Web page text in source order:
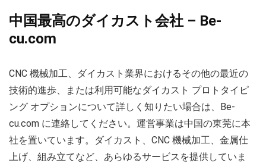
中国最高のダイカスト会社 – Be-
cu.com
CNC 機械加工、ダイカスト業界におけるその他の最近の
技術的進歩、または利用可能なダイカスト プロトタイピ
ング オプションについて詳しく知りたい場合は、Be-
cu.com に連絡してください。運営事業は中国の東莞に本
社を置いています。ダイカスト、CNC 機械加工、金属仕
上げ、組み立てなど、あらゆるサービスを提供していま